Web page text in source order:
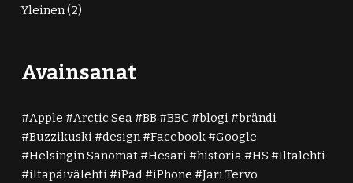
Yleinen(2)
Avainsanat
Apple Arctic Sea BB BBC blogi
brändi
Buzzikuski
design Facebook
Google
Helsingin Sanomat
Hesari historia HS
Iltalehti
iltapäivälehti
iPad iPhone
Jari Tervo